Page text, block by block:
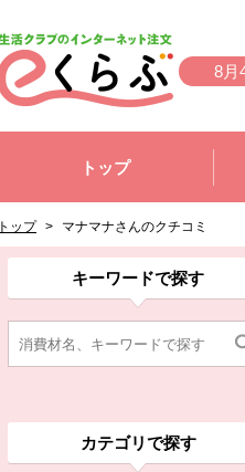
8月
トップ
トップ > マナマナさんのクチコミ
ここから消費材検索メニューで
キーワードで探す
カテゴリで探す
消費材検索メニューここまで。
ここから本文です。